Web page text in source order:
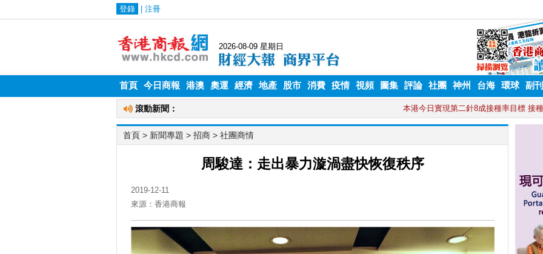
首頁 今日商報 港澳 奧運 經濟 地產 股市 消費 疫情 視頻 圖集 評論 社團 神州 台海 環球 副刊
首頁 > 新聞專題 > 招商 > 社團商情
周駿達：走出暴力漩渦盡快恢復秩序
2019-12-11
來源：香港商報